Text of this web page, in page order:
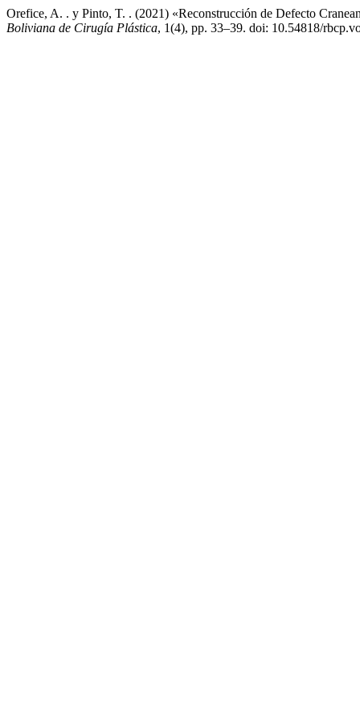
Orefice, A. . y Pinto, T. . (2021) «Reconstrucción de Defecto
Boliviana de Cirugía Plástica, 1(4), pp. 33–39. doi: 10.54818/